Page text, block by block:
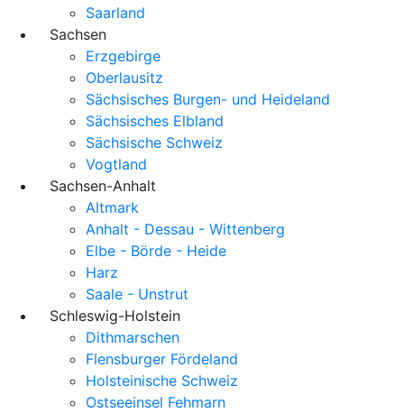
Saarland
Sachsen
Erzgebirge
Oberlausitz
Sächsisches Burgen- und Heideland
Sächsisches Elbland
Sächsische Schweiz
Vogtland
Sachsen-Anhalt
Altmark
Anhalt - Dessau - Wittenberg
Elbe - Börde - Heide
Harz
Saale - Unstrut
Schleswig-Holstein
Dithmarschen
Flensburger Fördeland
Holsteinische Schweiz
Ostseeinsel Fehmarn